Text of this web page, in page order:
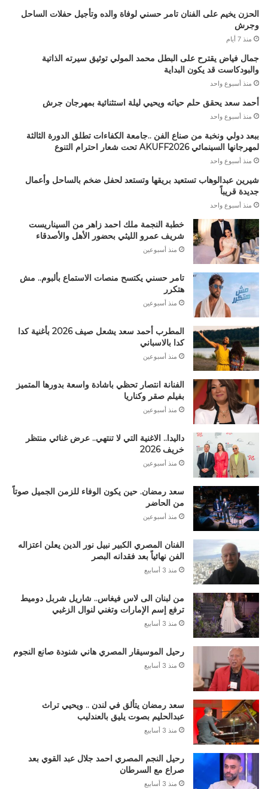
الحزن يخيم على الفنان تامر حسني لوفاة والده وتأجيل حفلات الساحل
وجرش
منذ 7 أيام
جمال فياض يقترح على البطل محمد المولي توثيق سيرته الذاتية
والبودكاست قد يكون البداية
منذ أسبوع واحد
أحمد سعد يحقق حلم حياته ويحيي ليلة استثنائية بمهرجان جرش
منذ أسبوع واحد
ببعد دولي ونخبة من صناع الفن ..جامعة الكفاءات تطلق الدورة الثالثة
لمهرجانها السينمائي AKUFF2026 تحت شعار احترام التنوع
منذ أسبوع واحد
شيرين عبدالوهاب تستعيد بريقها وتستعد لحفل ضخم بالساحل وأعمال
جديدة قريباً
منذ أسبوع واحد
خطبة النجمة ملك احمد زاهر من السيناريست
شريف عمرو الليثي بحضور الأهل والأصدقاء
منذ أسبوعين
تامر حسني يكتسح منصات الاستماع بألبوم.. مش
هتكرر
منذ أسبوعين
المطرب أحمد سعد يشعل صيف 2026 بأغنية كدا
كدا بالاسباني
منذ أسبوعين
الفنانة انتصار تحظي باشادة واسعة بدورها المتميز
بفيلم صقر وكناريا
منذ أسبوعين
داليدا.. الاغنية التي لا تنتهي.. عرض غنائي منتظر
خريف 2026
منذ أسبوعين
سعد رمضان. حين يكون الوفاء للزمن الجميل صوتاً
من الحاضر
منذ أسبوعين
الفنان المصري الكبير نبيل نور الدين يعلن اعتزاله
الفن نهائياً بعد فقدانه البصر
منذ 3 أسابيع
من لبنان الى لاس فيغاس.. شاريل شربل دوميط
ترفع إسم الإمارات وتغني لنوال الزغبي
منذ 3 أسابيع
رحيل الموسيقار المصري هاني شنودة صانع النجوم
منذ 3 أسابيع
سعد رمضان يتألق في لندن .. ويحيي تراث
عبدالحليم بصوت يليق بالعندليب
منذ 3 أسابيع
رحيل النجم المصري احمد جلال عبد القوي بعد
صراع مع السرطان
منذ 3 أسابيع